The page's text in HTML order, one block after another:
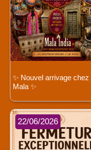
✨ Nouvel arrivage chez
Mala ✨
22/06/2026